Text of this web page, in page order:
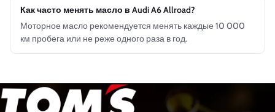
Как часто менять масло в Audi A6 Allroad?
Моторное масло рекомендуется менять каждые 10 000
км пробега или не реже одного раза в год.